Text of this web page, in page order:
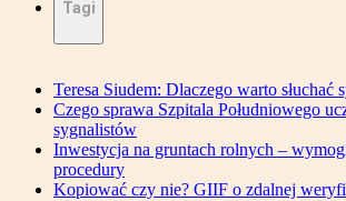
Tagi
Teresa Siudem: Dlaczego warto słuchać
Czego sprawa Szpitala Południowego
sygnalistów
Inwestycja na gruntach rolnych –
procedury
Kopiować czy nie? GIIF o zdalnej